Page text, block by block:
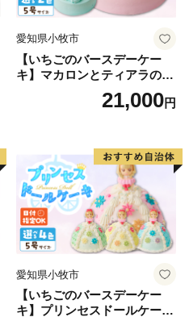
愛知県小牧市
【いちごのバースデーケー
キ】マカロンとティアラのケ
ーキ スイーツ 日時指定可 デ
ザート 洋菓子 お取り寄せ 愛
デコレーションケーキ ホー
ルケーキ
21,000円
愛知県小牧市
【いちごのバースデーケー
キ】プリンセスドールケーキ